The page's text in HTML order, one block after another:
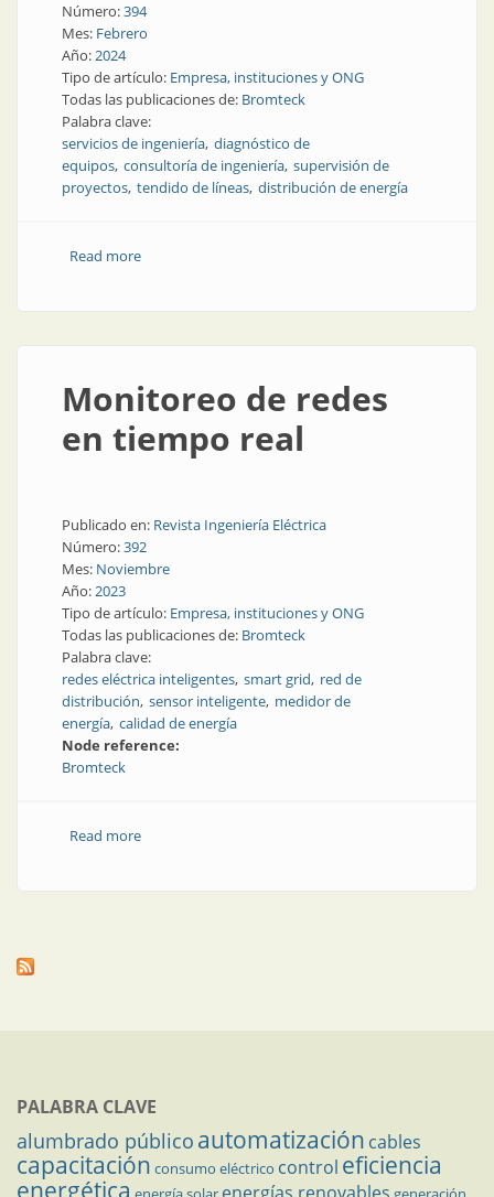
Número:394
Mes: Febrero
Año:2024
Tipo de artículo: Empresa, instituciones y ONG
Todas las publicaciones de: Bromteck
Palabra clave:
servicios de ingeniería diagnóstico de
equipos consultoría de ingeniería supervisión de
proyectos tendido de líneas distribución de energía
Read moreabout Innovación tecnológica para el progreso
Monitoreo de redes
en tiempo real
Publicado en: Revista Ingeniería Eléctrica
Número:392
Mes: Noviembre
Año:2023
Tipo de artículo: Empresa, instituciones y ONG
Todas las publicaciones de: Bromteck
Palabra clave:
redes eléctrica inteligentes smart grid red de
distribución sensor inteligente medidor de
energía calidad de energía
Node reference:
Bromteck
Read moreabout Monitoreo de redes en tiempo real
PALABRA CLAVE
alumbrado público automatización cables
capacitación consumo eléctrico control eficiencia
energética